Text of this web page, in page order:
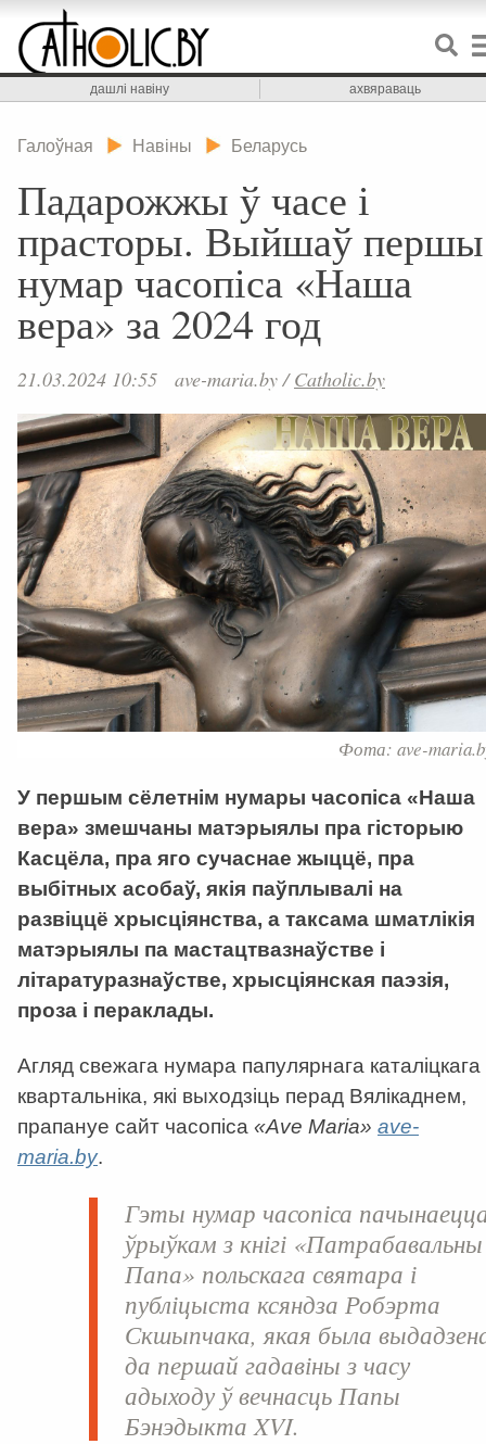
дашлі навіну ахвяраваць
Галоўная Навіны Беларусь
Падарожжы ў часе і
прасторы. Выйшаў першы
нумар часопіса «Наша
вера» за 2024 год
21.03.2024 10:55 ave-maria.by/Catholic.by
Фота: ave-
У першым сёлетнім нумары часопіса «Наша
вера» змешчаны матэрыялы пра гісторыю
Касцёла, пра яго сучаснае жыццё, пра
выбітных асобаў, якія паўплывалі на
развіццё хрысціянства, а таксама шматлікія
матэрыялы па мастацтвазнаўстве і
літаратуразнаўстве, хрысціянская паэзія,
проза і пераклады.
Агляд свежага нумара папулярнага каталіцкага
квартальніка, які выходзіць перад Вялікаднем,
прапануе сайт часопіса «Ave Maria» ave-
maria.by.
Гэты нумар часопіса
ўрыўкам з кнігі «Патрабавальны
Папа» польскага святара і
публіцыста ксяндзаРобэрта
Скшыпчака, якая была
да першай гадавіны з часу
адыходу ў вечнасць Папы
Бэнэдыкта XVI.